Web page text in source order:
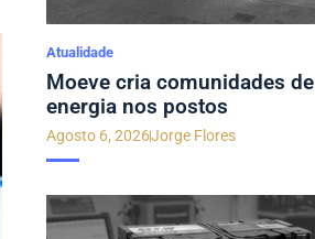
Atualidade
Moeve cria comunidades de
energia nos postos
Agosto 6, 2026Jorge Flores